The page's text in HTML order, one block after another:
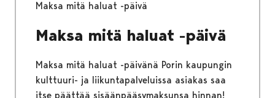
Maksa mitä haluat -päivä
Maksa mitä haluat -päivä
Maksa mitä haluat -päivänä Porin kaupungin
kulttuuri- ja liikuntapalveluissa asiakas saa
itse päättää sisäänpääsymaksunsa hinnan!